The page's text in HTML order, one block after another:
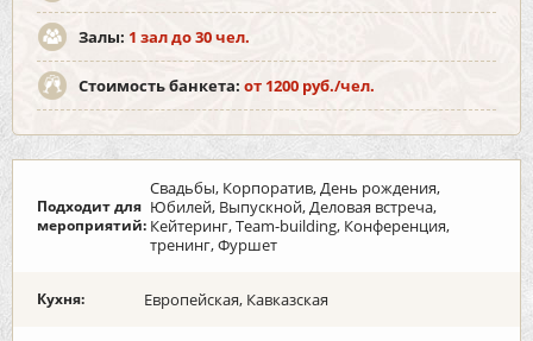
Залы: 1 зал до 30 чел.
Стоимость банкета: от 1200 руб./чел.
Подходит для
мероприятий:
Свадьбы, Корпоратив, День рождения,
Юбилей, Выпускной, Деловая встреча,
Кейтеринг, Team-building, Конференция,
тренинг, Фуршет
Кухня: Европейская, Кавказская